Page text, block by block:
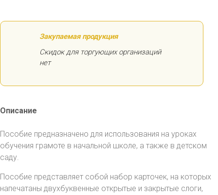
Закупаемая продукция
Скидок для торгующих организаций
нет
Описание
Пособие предназначено для использования на уроках
обучения грамоте в начальной школе, а также в детском
саду.
Пособие представляет собой набор карточек, на которых
напечатаны двухбуквенные открытые и закрытые слоги,